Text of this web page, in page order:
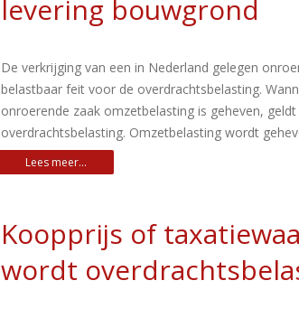
levering bouwgrond
De verkrijging van een in Nederland gelegen
belastbaar feit voor de overdrachtsbelasting.
onroerende zaak omzetbelasting is geheven,
overdrachtsbelasting. Omzetbelasting wordt
Koopprijs of
wordt